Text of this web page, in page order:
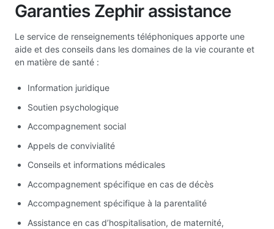
Garanties Zephir assistance
Le service de renseignements téléphoniques apporte une
aide et des conseils dans les domaines de la vie courante et
en matière de santé :
Information juridique
Soutien psychologique
Accompagnement social
Appels de convivialité
Conseils et informations médicales
Accompagnement spécifique en cas de décès
Accompagnement spécifique à la parentalité
Assistance en cas d’hospitalisation, de maternité,